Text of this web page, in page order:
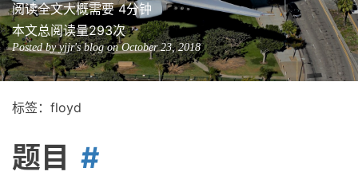
阅读全文大概需要 4分钟
本文总阅读量293次
Posted by yjjr's blog on October 23, 2018
标签：floyd
题目